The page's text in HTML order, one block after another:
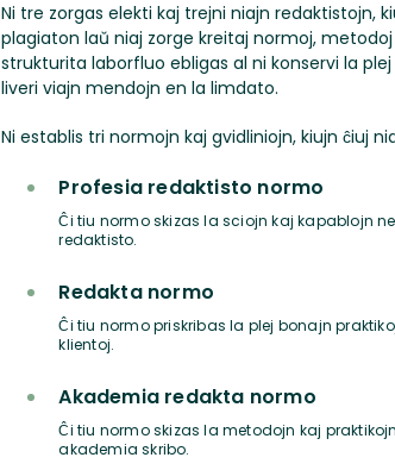
Ni tre zorgas elekti kaj trejni niajn redaktistojn,
plagiaton laŭ niaj zorge kreitaj normoj, metodoj
strukturita laborfluo ebligas al ni konservi la
liveri viajn mendojn en la limdato.
Ni establis tri normojn kaj gvidliniojn, kiujn ĉiuj
Profesia redaktisto normo
Ĉi tiu normo skizas la sciojn kaj kapablojn
redaktisto.
Redakta normo
Ĉi tiu normo priskribas la plej bonajn
klientoj.
Akademia redakta normo
Ĉi tiu normo skizas la metodojn kaj
akademia skribo.